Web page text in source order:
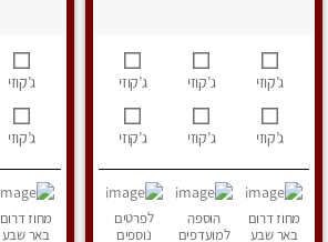
ג’קוזי ג’קוזי ג’קוזי
ג’קוזי ג’קוזי ג’קוזי
מחוז דרום
באר שבע
הוספה
למועדפים
לפרטים
נוספים
ג’קוזי
ג’קוזי
מחוז דרום
באר שבע